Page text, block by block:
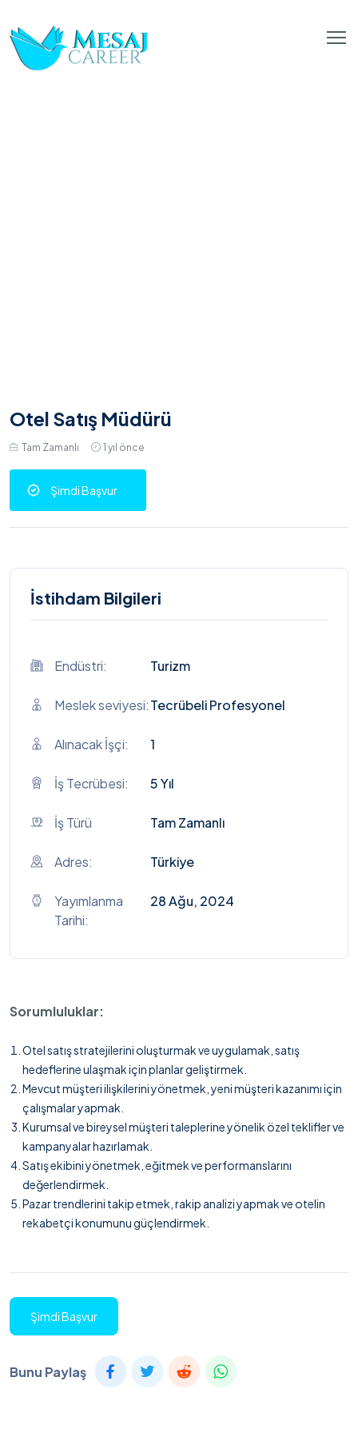
Otel Satış Müdürü
Tam Zamanlı 1 yıl önce
Şimdi Başvur
İstihdam Bilgileri
Endüstri: Turizm
Meslek seviyesi:Tecrübeli Profesyonel
Alınacak İşçi: 1
İş Tecrübesi: 5 Yıl
İş Türü Tam Zamanlı
Adres: Türkiye
Yayımlanma
Tarihi:
28 Ağu, 2024
Sorumluluklar:
Otel satış stratejilerini oluşturmak ve uygulamak, satış
hedeflerine ulaşmak için planlar geliştirmek.
Mevcut müşteri ilişkilerini yönetmek, yeni müşteri kazanımı için
çalışmalar yapmak.
Kurumsal ve bireysel müşteri taleplerine yönelik özel teklifler ve
kampanyalar hazırlamak.
Satış ekibini yönetmek, eğitmek ve performanslarını
değerlendirmek.
Pazar trendlerini takip etmek, rakip analizi yapmak ve otelin
rekabetçi konumunu güçlendirmek.
Şimdi Başvur
Bunu Paylaş